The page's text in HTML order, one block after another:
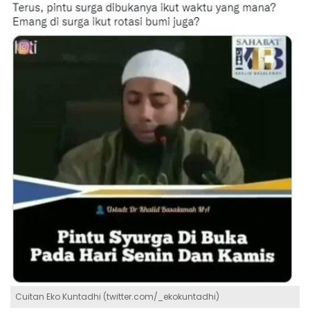
Cuitan Eko Kuntadhi (twitter.com/_ekokuntadhi)